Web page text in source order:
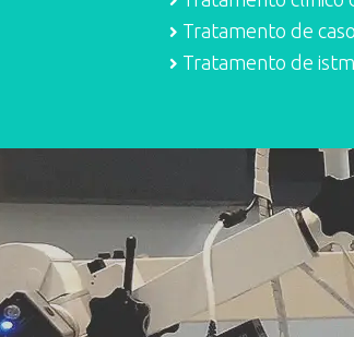
Tratamento de
Tratamento de